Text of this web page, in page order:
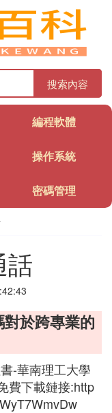
搜索內容
編程軟體
操作系統
密碼管理
話
對於跨專業的
-華南理工大學
費下載鏈接:http